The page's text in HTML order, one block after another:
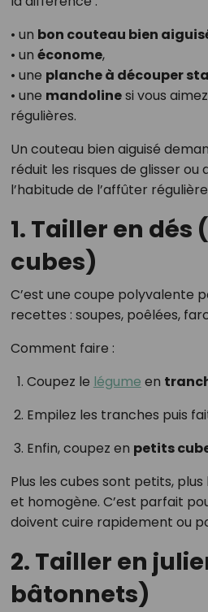
• un bon couteau bien
• un économe,
• une planche à découper
• une mandolinesi vous
régulières.
Un couteau bien aiguisé
réduit les risques de glisser ou
l’habitude de l’affûter
1. Tailler en dés
cubes)
C’est une coupe polyvalente
recettes : soupes, poêlées,
Comment faire :
Coupez le légume en
Empilez les tranches puis
Enfin, coupez en petits
Plus les cubes sont petits,
et homogène. C’est parfait
doivent cuire rapidement ou
2. Tailler en
bâtonnets)